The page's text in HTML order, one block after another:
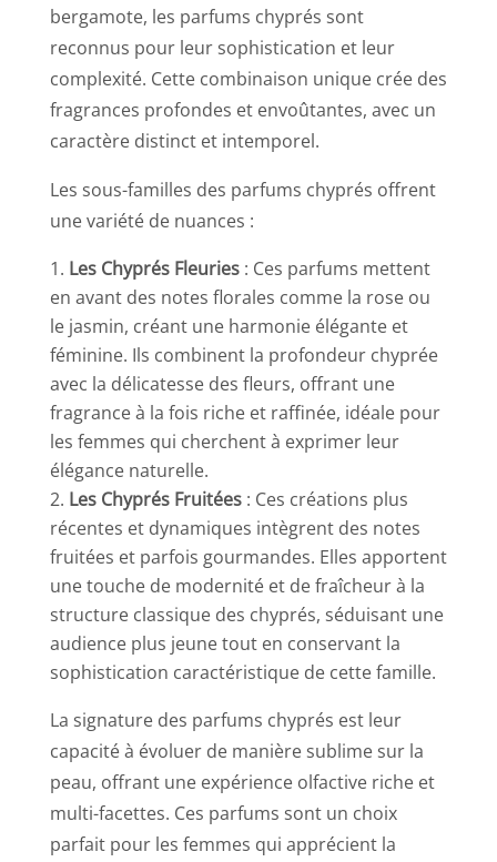
bergamote, les parfums chyprés sont
reconnus pour leur sophistication et leur
complexité. Cette combinaison unique crée des
fragrances profondes et envoûtantes, avec un
caractère distinct et intemporel.
Les sous-familles des parfums chyprés offrent
une variété de nuances :
Les Chyprés Fleuries: Ces parfums mettent
en avant des notes florales comme la rose ou
le jasmin, créant une harmonie élégante et
féminine. Ils combinent la profondeur chyprée
avec la délicatesse des fleurs, offrant une
fragrance à la fois riche et raffinée, idéale pour
les femmes qui cherchent à exprimer leur
élégance naturelle.
Les Chyprés Fruitées: Ces créations plus
récentes et dynamiques intègrent des notes
fruitées et parfois gourmandes. Elles apportent
une touche de modernité et de fraîcheur à la
structure classique des chyprés, séduisant une
audience plus jeune tout en conservant la
sophistication caractéristique de cette famille.
La signature des parfums chyprés est leur
capacité à évoluer de manière sublime sur la
peau, offrant une expérience olfactive riche et
multi-facettes. Ces parfums sont un choix
parfait pour les femmes qui apprécient la